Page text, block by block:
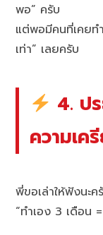
พอ” ครับ
แต่พอมีคนที่เคยท
เท่า” เลยครับ
4. ป
ความเค
พี่ขอเล่าให้ฟังนะ
“ทำเอง 3 เดือน